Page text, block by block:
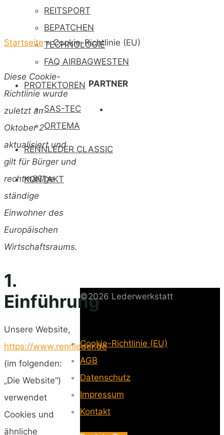
REITSPORT
BEPATCHEN
TECHNOLOGIE
FAQ AIRBAGWESTEN
PROTEKTOREN
SAS-TEC
ORTEMA
RENNLEDER CLASSIC
KONTAKT
Startseite»Cookie-Richtlinie (EU)
Diese Cookie-
Richtlinie wurde
zuletzt am 23.
Oktober 2022
aktualisiert und
gilt für Bürger und
rechtmäßige
ständige
Einwohner des
Europäischen
Wirtschaftsraums.
1.
Einführung
Unsere Website,
https://www.rennleder.de
(im folgenden:
„Die Website“)
verwendet
Cookies und
ähnliche
PARTNER
©2026 Lederwerkstatt
Cookie-Richtlinie (EU)
AGB
Datenschutz
Impressum
Kontakt